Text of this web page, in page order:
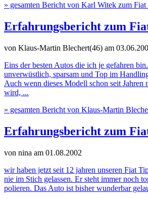
» gesamten Bericht von Karl Witek zum Fiat
Erfahrungsbericht zum
von Klaus-Martin Blechert(46) am
Eins der besten Autos die ich je gefahren
unverwüstlich, sparsam und Top im
Auch wenn dieses Modell schon seit Jahren
wird, ...
» gesamten Bericht von Klaus-Martin
Erfahrungsbericht zum
von nina am 01.08.2002
wir haben jetzt seit 12 jahren unseren Fiat
nie im Stich gelassen. Er steht immer noch
polieren. Das Auto ist bisher wunderbar